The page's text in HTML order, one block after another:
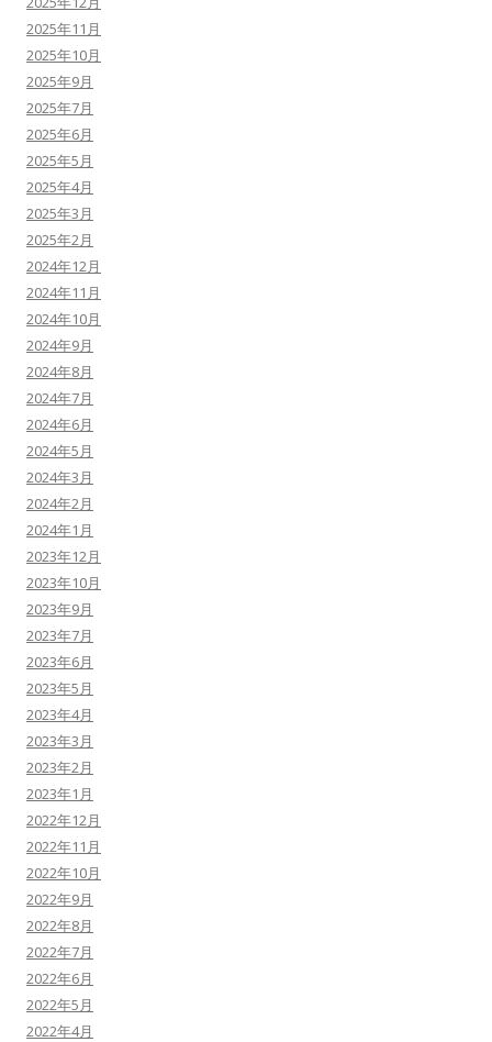
2025年11月
2025年10月
2025年9月
2025年7月
2025年6月
2025年5月
2025年4月
2025年3月
2025年2月
2024年12月
2024年11月
2024年10月
2024年9月
2024年8月
2024年7月
2024年6月
2024年5月
2024年3月
2024年2月
2024年1月
2023年12月
2023年10月
2023年9月
2023年7月
2023年6月
2023年5月
2023年4月
2023年3月
2023年2月
2023年1月
2022年12月
2022年11月
2022年10月
2022年9月
2022年8月
2022年7月
2022年6月
2022年5月
2022年4月